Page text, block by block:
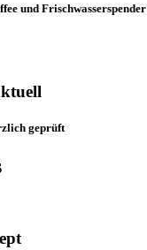
und Frischwasserspender
geprüft